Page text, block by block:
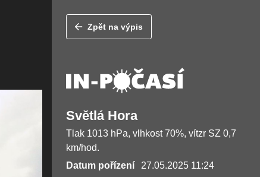
Zpět na výpis
Světlá Hora
Tlak 1013 hPa, vlhkost 70%, vítzr SZ 0,7
km/hod.
Datum pořízení
27.05.2025 11:24